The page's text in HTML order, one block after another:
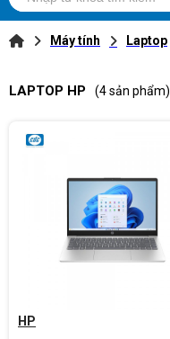
Máy tính Laptop
LAPTOP HP (4 sản phẩm)
HP